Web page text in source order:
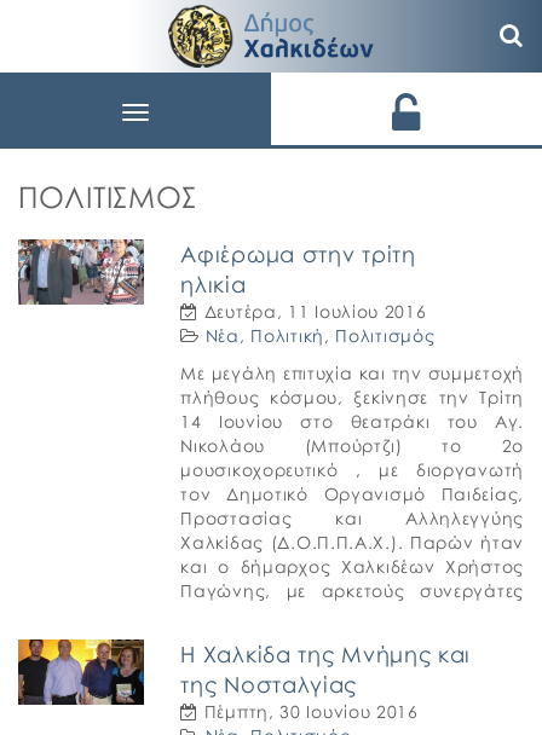
Toggle
ΠΟΛΙΤΙΣΜΌΣ
Αφιέρωμα στην τρίτη
ηλικία
Δευτέρα, 11 Ιουλίου 2016
Νέα , Πολιτική , Πολιτισμός
Με μεγάλη επιτυχία και την συμμετοχή
πλήθους κόσμου, ξεκίνησε την Τρίτη
14 Ιουνίου στο θεατράκι του Αγ.
Νικολάου (Μπούρτζι) το 2ο
μουσικοχορευτικό , με διοργανωτή
τον Δημοτικό Οργανισμό Παιδείας,
Προστασίας και Αλληλεγγύης
Χαλκίδας (Δ.Ο.Π.Π.Α.Χ.). Παρών ήταν
και ο δήμαρχος Χαλκιδέων Χρήστος
Παγώνης, με αρκετούς συνεργάτες
Δημοτική […]
Η Χαλκίδα της Μνήμης και
της Νοσταλγίας
Πέμπτη, 30 Ιουνίου 2016